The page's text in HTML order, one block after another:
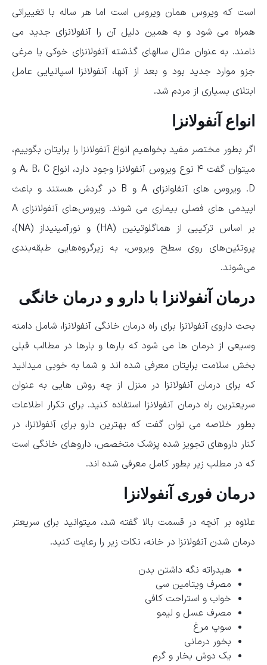
است که ویروس همان ویروس است اما هر ساله با تغییراتی
همراه می شود و به همین دلیل آن را آنفولانزای جدید می
نامند. به عنوان مثال سالهای گذشته آنفولانزای خوکی یا مرغی
جزو موارد جدید بود و بعد از آنها، آنفولانزا اسپانیایی عامل
ابتلای بسیاری از مردم شد.
انواع آنفولانزا
اگر بطور مختصر مفید بخواهیم انواع آنفولانزا را برایتان بگوییم،
میتوان گفت ۴ نوع ویروس آنفولانزا وجود دارد، انواع A، B، C و
D. ویروس های آنفلوانزای A و B در گردش هستند و باعث
اپیدمی های فصلی بیماری می شوند. ویروس‌های آنفولانزای A
بر اساس ترکیبی از هماگلوتینین (HA) و نورآمینیداز (NA)،
پروتئین‌های روی سطح ویروس، به زیرگروه‌هایی طبقه‌بندی
می‌شوند.
درمان آنفولانزا با دارو و درمان خانگی
بحث داروی آنفولانزا برای راه درمان خانگی آنفولانزا، شامل دامنه
وسیعی از درمان ها می شود که بارها و بارها در مطالب قبلی
بخش سلامت برایتان معرفی شده اند و شما به خوبی میدانید
که برای درمان آنفولانزا در منزل از چه روش هایی به عنوان
سریعترین راه درمان آنفولانزا استفاده کنید. برای تکرار اطلاعات
بطور خلاصه می توان گفت که بهترین دارو برای آنفولانزا، در
کنار داروهای تجویز شده پزشک متخصص، داروهای خانگی است
که در مطلب زیر بطور کامل معرفی شده اند.
درمان فوری آنفولانزا
علاوه بر آنچه در قسمت بالا گفته شد، میتوانید برای سریعتر
درمان شدن آنفولانزا در خانه، نکات زیر را رعایت کنید.
هیدراته نگه داشتن بدن
مصرف ویتامین سی
خواب و استراحت کافی
مصرف عسل و لیمو
سوپ مرغ
بخور درمانی
یک دوش بخار و گرم